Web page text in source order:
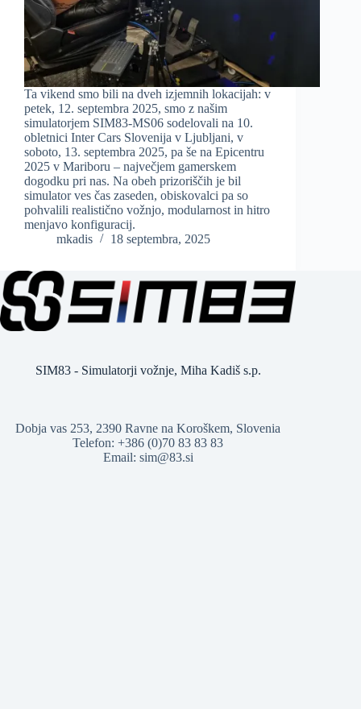
Ta vikend smo bili na dveh izjemnih lokacijah: v
petek, 12. septembra 2025, smo z našim
simulatorjem SIM83-MS06 sodelovali na 10.
obletnici Inter Cars Slovenija v Ljubljani, v
soboto, 13. septembra 2025, pa še na Epicentru
2025 v Mariboru – največjem gamerskem
dogodku pri nas. Na obeh prizoriščih je bil
simulator ves čas zaseden, obiskovalci pa so
pohvalili realistično vožnjo, modularnost in hitro
menjavo konfiguracij.
mkadis
18 septembra, 2025
SIM83 - Simulatorji vožnje, Miha Kadiš s.p.
Dobja vas 253, 2390 Ravne na Koroškem, Slovenia
Telefon: +386 (0)70 83 83 83
Email: sim@83.si